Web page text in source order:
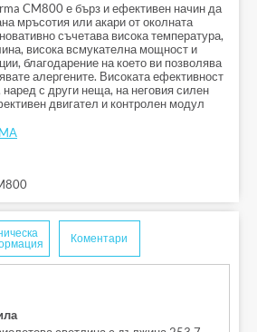
CM800 е бърз и ефективен начин да
мръсотия или акари от околната
съчетава висока температура,
висока всмукателна мощност и
благодарение на което ви позволява
алергените. Високата ефективност
с други неща, на неговия силен
двигател и контролен модул
Коментари